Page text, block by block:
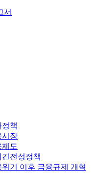
서
책
시장
도
전성정책
기 이후 금융규제 개혁